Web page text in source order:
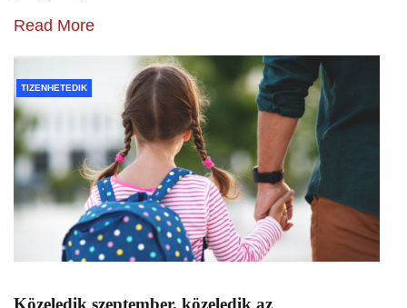
Read More
TIZENHETEDIK
Közeledik szeptember, közeledik az